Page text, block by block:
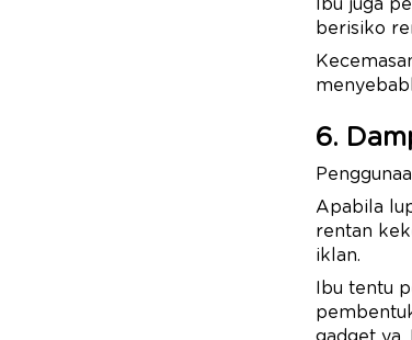
Ibu juga
berisiko
6.
Apabila
rentan
iklan.
Ibu tentu